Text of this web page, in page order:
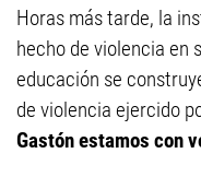
Horas más tarde, la
hecho de violencia en
educación se
de violencia ejercido
Gastón estamos con